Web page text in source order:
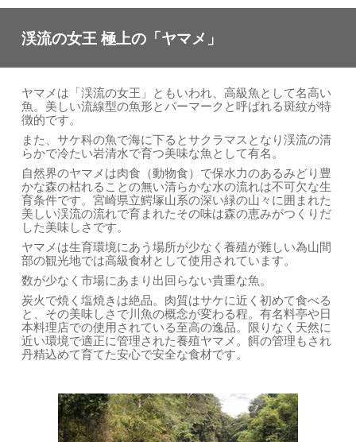
渓流の女王 極上の「ヤマメ」
ヤマメは「渓流の女王」ともいわれ、高級魚として名高い
魚。美しい流線型の魚形とパーマークと呼ばれる斑紋が特
徴的です。
また、サケ科の魚で海に下るとサクラマスとなり渓流の清
らかで冷たい岩清水で育つ美味な魚として有名。
自然界のヤマメは肉食（動物食）で保水力のあるみどり豊
かな森の枯れることの無い清らかな水の流れは不可欠な生
育条件です。宮崎県立鰐塚山系の深い緑の山々に囲まれた
美しい渓流の流れで育まれたその味は森の恵みがつくりだ
した美味しさです。
ヤマメは生育環境にあう場所が少なく養殖が難しい為山間
部の観光地では高級食材として使用されています。
数が少なく市場にあまり出回らない貴重な魚。
炭火で焼く塩焼きは絶品。肉質はサケに近く初めて食べる
と、その美味しさで川魚の概念が変わる程。有名料亭や日
本料理店での使用されている至高の逸品。限りなく天然に
近い環境で適正に管理された養殖ヤマメ。餌の管理もされ
丹精込めて育てた安心で安全な食材です。